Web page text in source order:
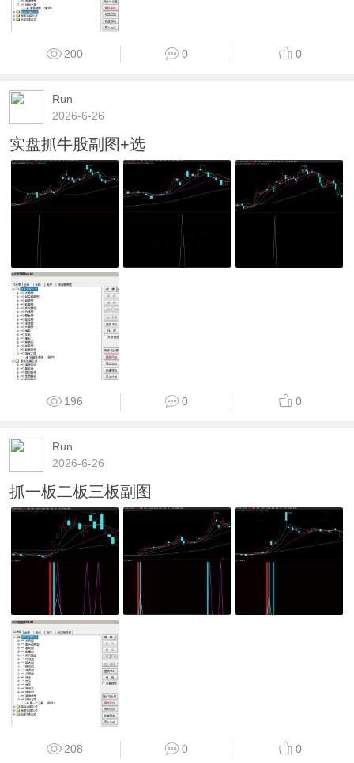
200 0 0
Run
2026-6-26
实盘抓牛股副图+选
196 0 0
Run
2026-6-26
抓一板二板三板副图
208 0 0